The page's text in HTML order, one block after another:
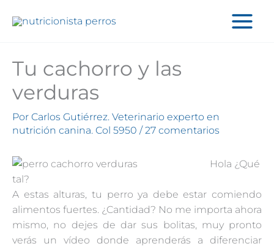
Tu cachorro y las
verduras
Por Carlos Gutiérrez. Veterinario experto en
nutrición canina. Col 5950 / 27 comentarios
Hola ¿Qué
tal?
A estas alturas, tu perro ya debe estar comiendo
alimentos fuertes. ¿Cantidad? No me importa ahora
mismo, no dejes de dar sus bolitas, muy pronto
verás un vídeo donde aprenderás a diferenciar